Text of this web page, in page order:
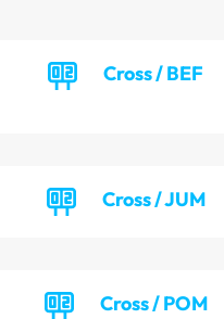
Cross / BEF
Cross / JUM
Cross / POM